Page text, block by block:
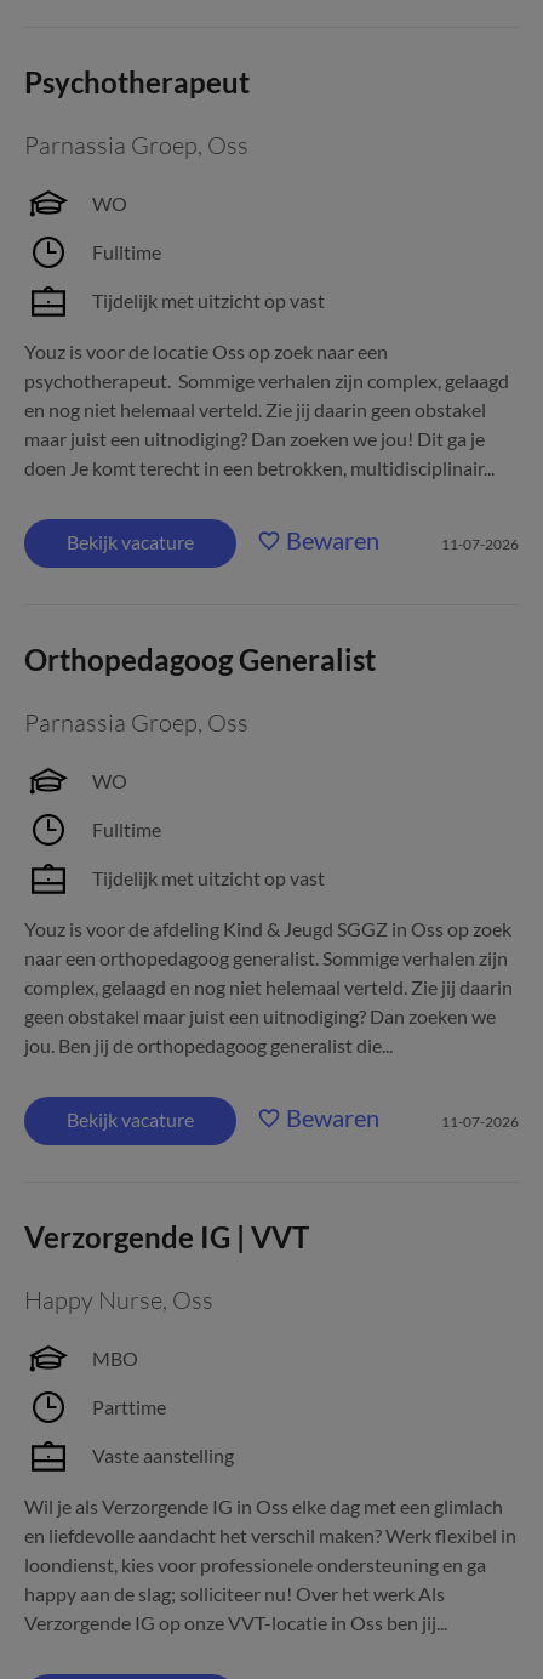
Psychotherapeut
Parnassia Groep, Oss
WO
Fulltime
Tijdelijk met uitzicht op vast
Youz is voor de locatie Oss op zoek naar een
psychotherapeut. Sommige verhalen zijn complex, gelaagd
en nog niet helemaal verteld. Zie jij daarin geen obstakel
maar juist een uitnodiging? Dan zoeken we jou! Dit ga je
doen Je komt terecht in een betrokken, multidisciplinair...
Bekijk vacature Bewaren 11-07-2026
Orthopedagoog Generalist
Parnassia Groep, Oss
WO
Fulltime
Tijdelijk met uitzicht op vast
Youz is voor de afdeling Kind & Jeugd SGGZ in Oss op zoek
naar een orthopedagoog generalist. Sommige verhalen zijn
complex, gelaagd en nog niet helemaal verteld. Zie jij daarin
geen obstakel maar juist een uitnodiging? Dan zoeken we
jou. Ben jij de orthopedagoog generalist die...
Bekijk vacature Bewaren 11-07-2026
Verzorgende IG | VVT
Happy Nurse, Oss
MBO
Parttime
Vaste aanstelling
Wil je als Verzorgende IG in Oss elke dag met een glimlach
en liefdevolle aandacht het verschil maken? Werk flexibel in
loondienst, kies voor professionele ondersteuning en ga
happy aan de slag; solliciteer nu! Over het werk Als
Verzorgende IG op onze VVT-locatie in Oss ben jij...